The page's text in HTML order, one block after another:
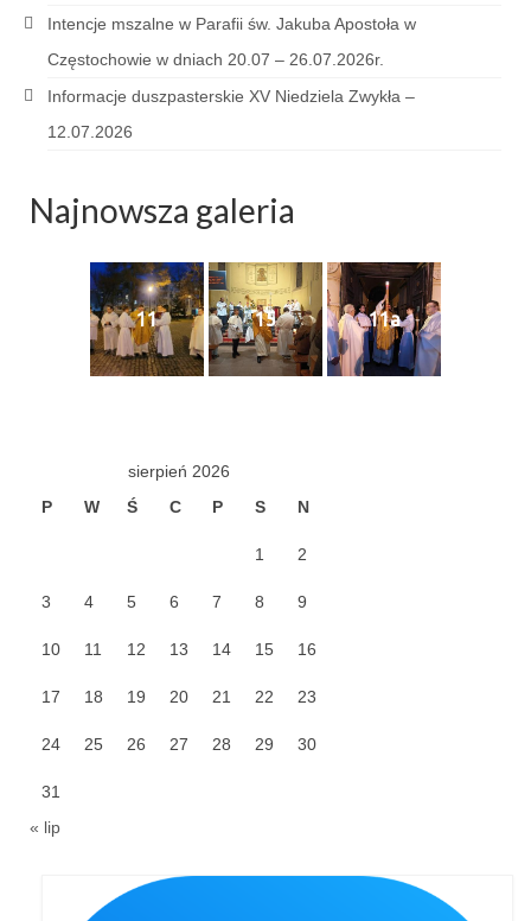
Intencje mszalne w Parafii św. Jakuba Apostoła w
Częstochowie w dniach 20.07 – 26.07.2026r.
Informacje duszpasterskie XV Niedziela Zwykła –
12.07.2026
Najnowsza galeria
11 15 11a
sierpień 2026
P
W Ś C P S N
1 2
3 4 5 6 7 8 9
10 11 12 13 14 15 16
17 18 19 20 21 22 23
24 25 26 27 28 29 30
31
« lip